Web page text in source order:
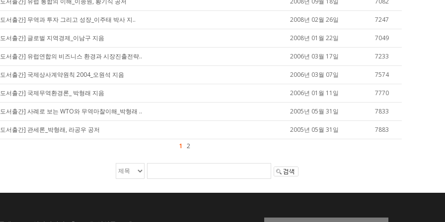
서출간] 무역과 투자 그리고 성장_이주태 박사 지.. 2008년 02월 26일 7247
서출간] 글로벌 지역경제_이남구 지음 2008년 01월 22일 7049
서출간] 유럽연합의 비즈니스 환경과 시장진출전략.. 2006년 03월 17일 7233
서출간] 국제상사계약원칙 2004_오원석 지음 2006년 03월 07일 7574
서출간] 국제무역환경론_ 박형래 지음 2006년 01월 11일 7770
서출간] 사례로 보는 WTO와 무역마찰이해_박형래 .. 2005년 05월 31일 7833
서출간] 관세론_박형래, 라공우 공저 2005년 05월 31일
7883
1 2